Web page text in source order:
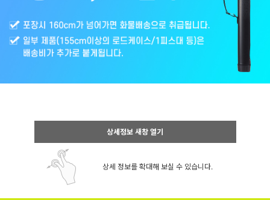
상세정보 새창 열기
상세 정보를 확대해 보실 수 있습니다.